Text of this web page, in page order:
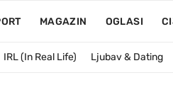
MAGAZIN OGLASI
IRL (In Real Life) Ljubav & Dating